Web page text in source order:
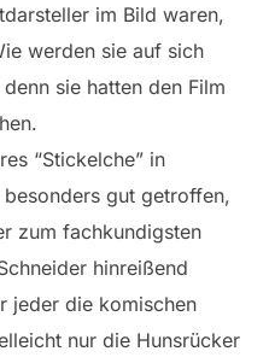
im Bild waren,
werden sie auf sich
sie hatten den Film
“Stickelche” in
gut getroffen,
zum fachkundigsten
hinreißend
jeder die komischen
nur die Hunsrücker